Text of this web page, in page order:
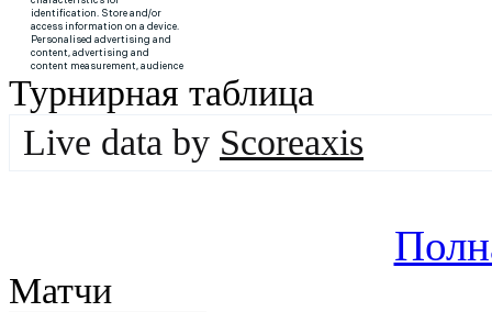
Турнирная таблица
Live data by Scoreaxis
Матчи